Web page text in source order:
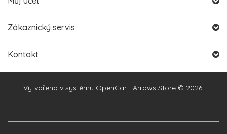
Zákaznický servis
Kontakt
Vytvořeno v systému OpenCart. Arrows Store © 2026.